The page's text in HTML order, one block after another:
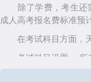
除了学费，考生还
成人高考报名费标准预
在考试科目方面，天
考试科目设置： 所有